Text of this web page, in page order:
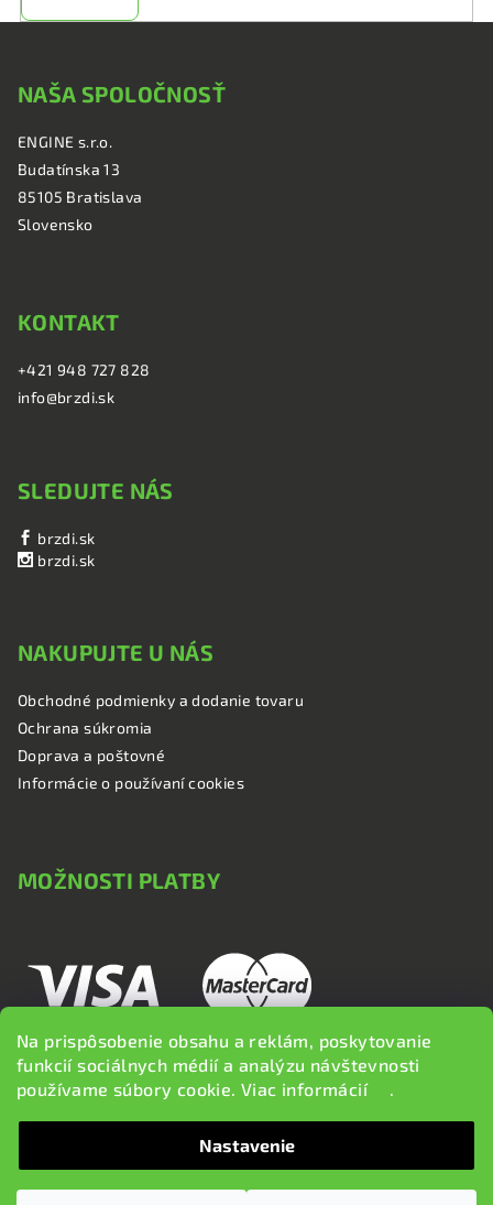
Na prispôsobenie obsahu a reklám, poskytovanie
funkcií sociálnych médií a analýzu návštevnosti
používame súbory cookie. Viac informácií
.
Nastavenie
NAŠA SPOLOČNOSŤ
ENGINE s.r.o.
Budatínska 13
85105 Bratislava
Slovensko
KONTAKT
+421 948 727 828
info@brzdi.sk
SLEDUJTE NÁS
brzdi.sk
brzdi.sk
NAKUPUJTE U NÁS
Obchodné podmienky a dodanie tovaru
Ochrana súkromia
Doprava a poštovné
Informácie o používaní cookies
MOŽNOSTI PLATBY
nastavenie cookies